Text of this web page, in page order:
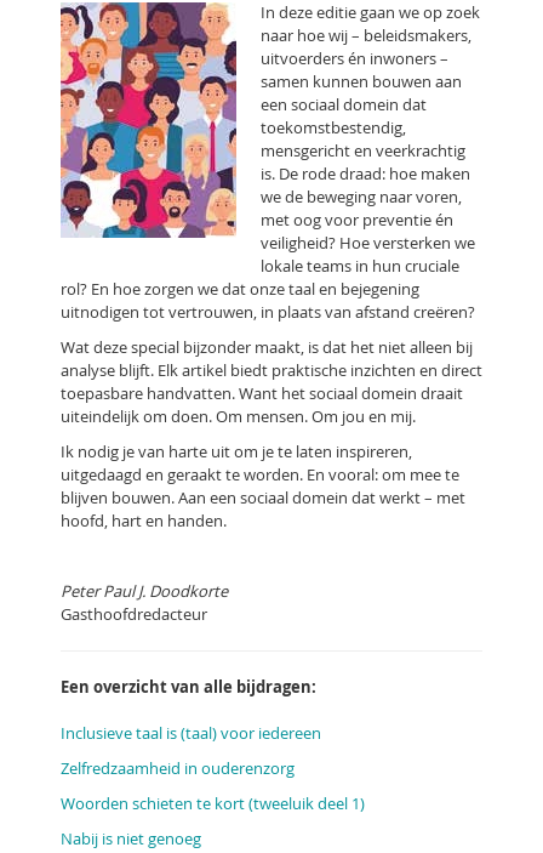
In deze editie gaan we op zoek
naar hoe wij – beleidsmakers,
uitvoerders én inwoners –
samen kunnen bouwen aan
een sociaal domein dat
toekomstbestendig,
mensgericht en veerkrachtig
is. De rode draad: hoe maken
we de beweging naar voren,
met oog voor preventie én
veiligheid? Hoe versterken we
lokale teams in hun cruciale
rol? En hoe zorgen we dat onze taal en bejegening
uitnodigen tot vertrouwen, in plaats van afstand creëren?
Wat deze special bijzonder maakt, is dat het niet alleen bij
analyse blijft. Elk artikel biedt praktische inzichten en direct
toepasbare handvatten. Want het sociaal domein draait
uiteindelijk om doen. Om mensen. Om jou en mij.
Ik nodig je van harte uit om je te laten inspireren,
uitgedaagd en geraakt te worden. En vooral: om mee te
blijven bouwen. Aan een sociaal domein dat werkt – met
hoofd, hart en handen.
Peter Paul J. Doodkorte
Gasthoofdredacteur
Een overzicht van alle bijdragen:
Inclusieve taal is (taal) voor iedereen
Zelfredzaamheid in ouderenzorg
Woorden schieten te kort (tweeluik deel 1)
Nabij is niet genoeg